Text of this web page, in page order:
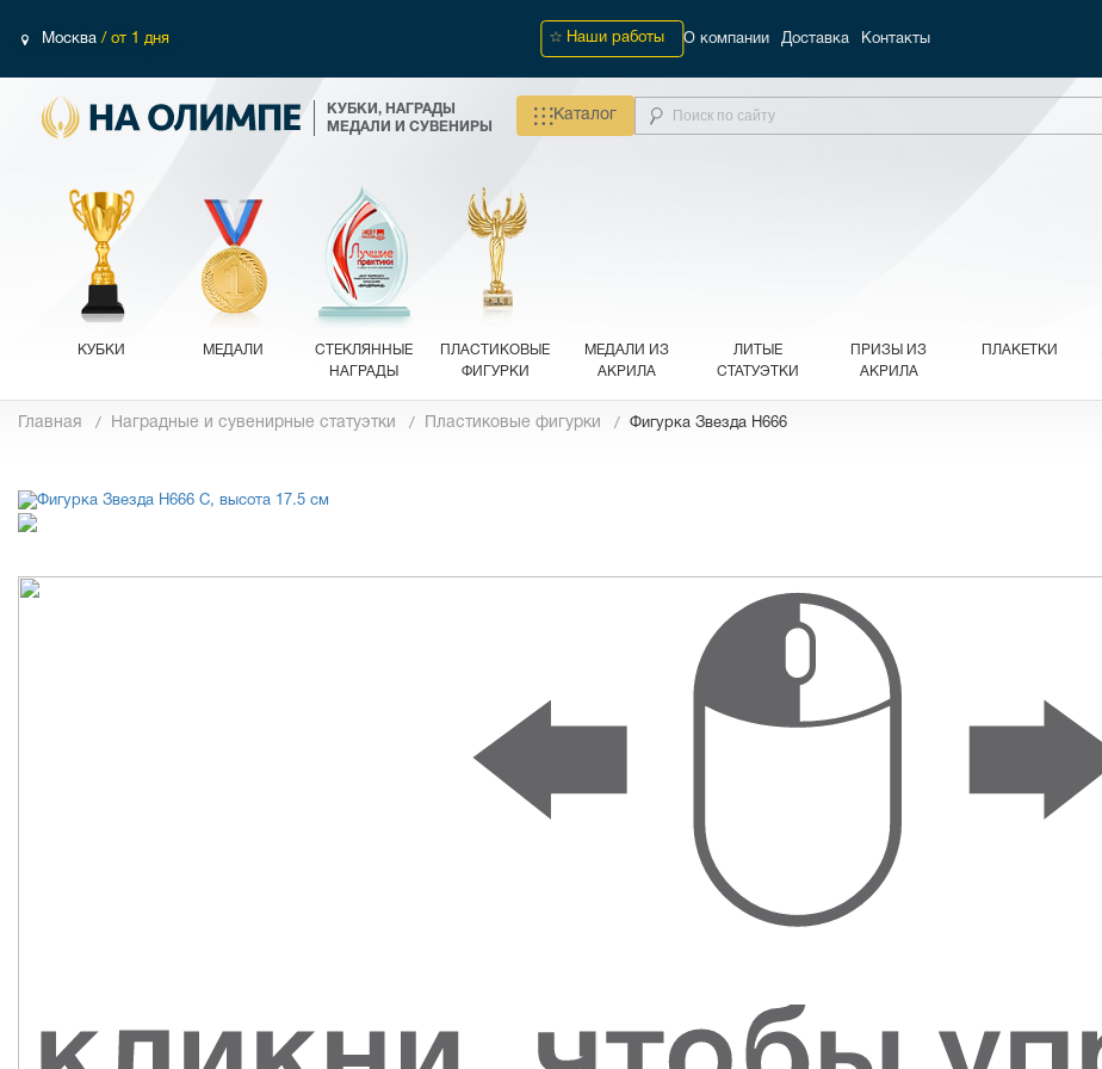
Москва / от 1 дня Наши работы О компании Доставка Контакты
КУБКИ, НАГРАДЫ
МЕДАЛИ И СУВЕНИРЫ
Каталог
КУБКИ МЕДАЛИ
СТЕКЛЯННЫЕ
НАГРАДЫ
ПЛАСТИКОВЫЕ
ФИГУРКИ
МЕДАЛИ ИЗ
АКРИЛА
ЛИТЫЕ
СТАТУЭТКИ
ПРИЗЫ ИЗ
АКРИЛА
ПЛАКЕТКИ
Главная Наградные и сувенирные статуэтки Пластиковые фигурки Фигурка Звезда H666